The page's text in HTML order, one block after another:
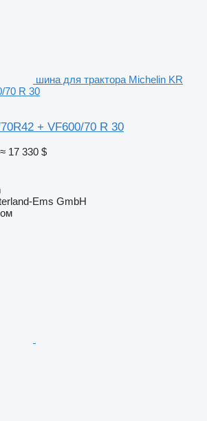
шина для трактора Michelin KR
70 R 30
+ VF600/70 R 30
≈ 17 330 $
Ems GmbH